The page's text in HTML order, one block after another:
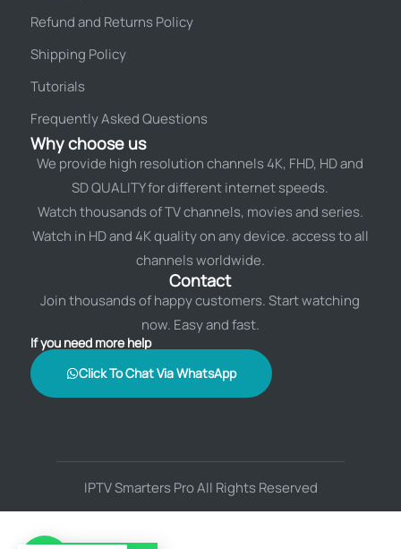
Refund and Returns Policy
Shipping Policy
Tutorials
Frequently Asked Questions
Why choose us
We provide high resolution channels 4K, FHD, HD and
SD QUALITY for different internet speeds.
Watch thousands of TV channels, movies and series.
Watch in HD and 4K quality on any device. access to all
channels worldwide.
Contact
Join thousands of happy customers. Start watching
now. Easy and fast.
If you need more help
Click To Chat Via WhatsApp
IPTV Smarters Pro All Rights Reserved